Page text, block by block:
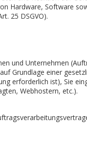
Hardware, Software
25 DSGVO).
und Unternehmen
Grundlage einer
erforderlich ist), Sie
Webhostern, etc.).